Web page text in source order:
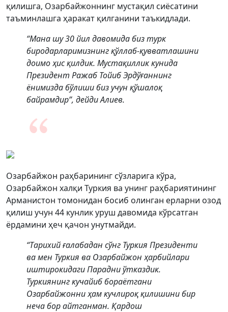
қилишга, Озарбайжоннинг мустақил сиёсатини
таъминлашга ҳаракат қилганини таъкидлади.
“Мана шу 30 йил давомида биз турк
биродарларимизнинг қўллаб-қувватлашини
доимо ҳис қилдик. Мустақиллик кунида
Президент Ражаб Тойиб Эрдўғаннинг
ёнимизда бўлиши биз учун қўшалоқ
байрамдир”, дейди Алиев.
Озарбайжон раҳбарининг сўзларига кўра,
Озарбайжон халқи Туркия ва унинг раҳбариятининг
Арманистон томонидан босиб олинган ерларни озод
қилиш учун 44 кунлик уруш давомида кўрсатган
ёрдамини ҳеч қачон унутмайди.
“Тарихий ғалабадан сўнг Туркия Президенти
ва мен Туркия ва Озарбайжон ҳарбийлари
иштирокидаги Парадни ўтказдик.
Туркиянинг кучайиб бораётгани
Озарбайжонни ҳам кучлироқ қилишини бир
неча бор айтганман. Қардош